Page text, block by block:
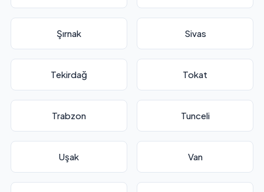
Şırnak Sivas
Tekirdağ Tokat
Trabzon Tunceli
Uşak Van